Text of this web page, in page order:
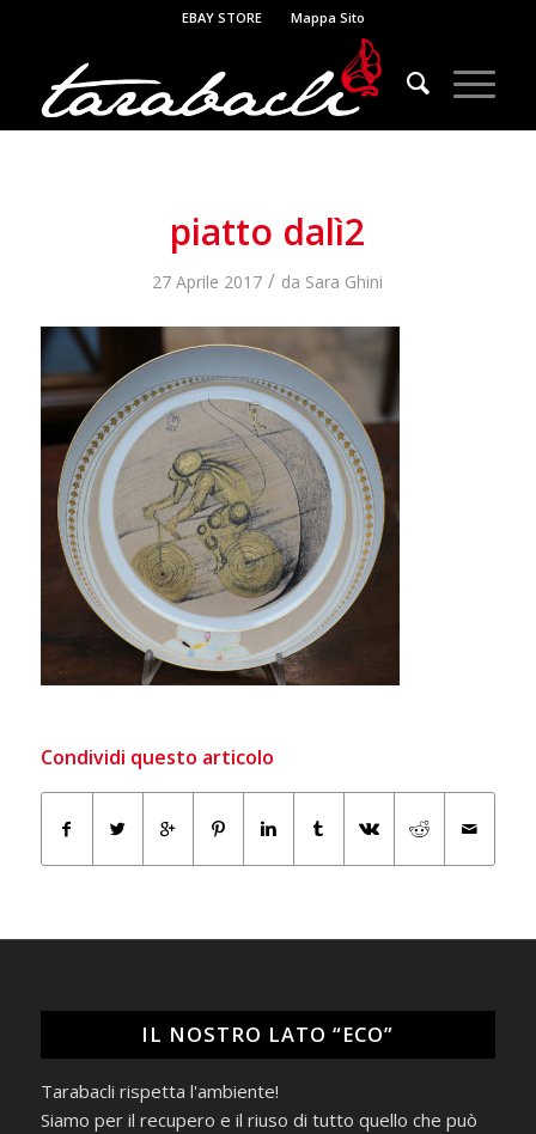
EBAY STORE Mappa Sito
piatto dalì2
27 Aprile 2017 / da Sara Ghini
Condividi questo articolo
IL NOSTRO LATO “ECO”
Tarabacli rispetta l'ambiente!
Siamo per il recupero e il riuso di tutto quello che può